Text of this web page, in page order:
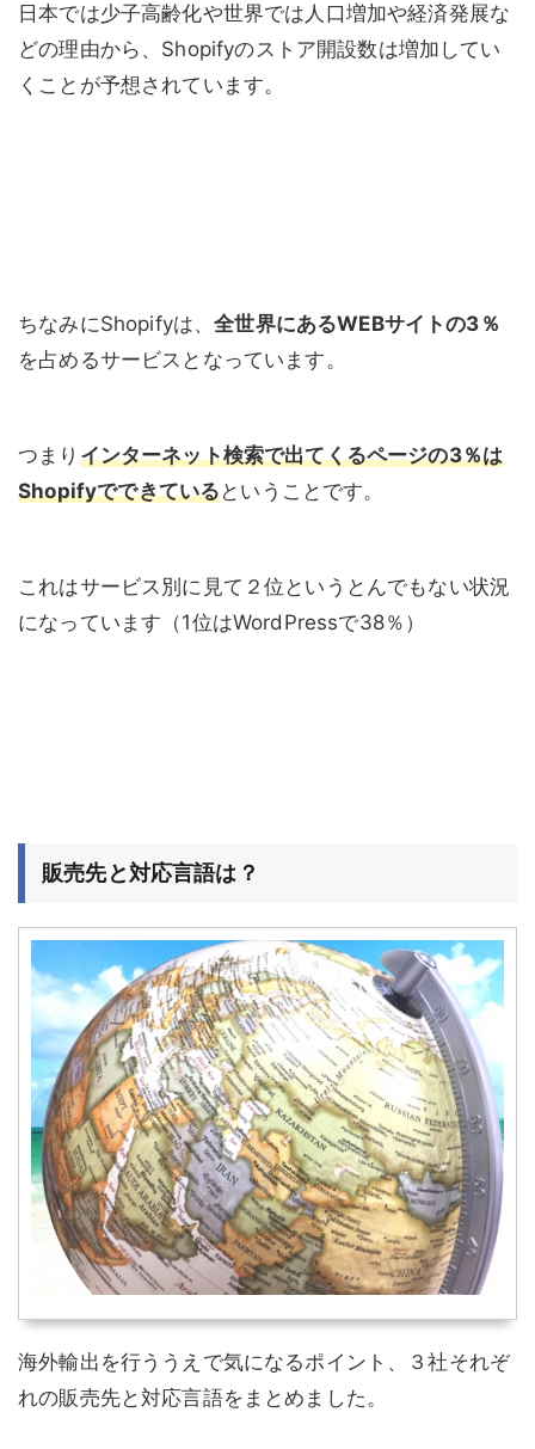
日本では少子高齢化や世界では人口増加や経済発展な
どの理由から、Shopifyのストア開設数は増加してい
くことが予想されています。
ちなみにShopifyは、全世界にあるWEBサイトの3％
を占めるサービスとなっています。
つまり インターネット検索で出てくるページの3％は
Shopifyでできているということです。
これはサービス別に見て２位というとんでもない状況
になっています（1位はWordPressで38％）
販売先と対応言語は？
海外輸出を行ううえで気になるポイント、３社それぞ
れの販売先と対応言語をまとめました。